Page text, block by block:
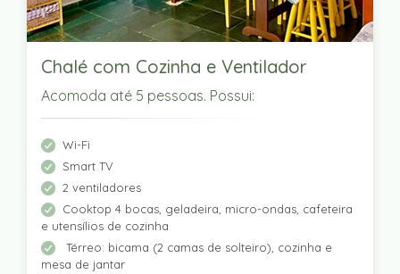
Chalé com Cozinha e Ventilador
Acomoda até 5 pessoas. Possui:
Wi-Fi
Smart TV
2 ventiladores
Cooktop 4 bocas, geladeira, micro-ondas, cafeteira
e utensílios de cozinha
Térreo: bicama (2 camas de solteiro), cozinha e
mesa de jantar